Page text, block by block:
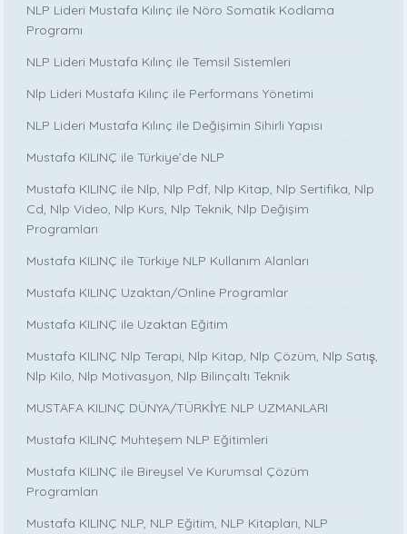
NLP Lideri Mustafa Kılınç ile Nöro Somatik Kodlama
Programı
NLP Lideri Mustafa Kılınç ile Temsil Sistemleri
Nlp Lideri Mustafa Kılınç ile Performans Yönetimi
NLP Lideri Mustafa Kılınç ile Değişimin Sihirli Yapısı
Mustafa KILINÇ ile Türkiye’de NLP
Mustafa KILINÇ ile Nlp, Nlp Pdf, Nlp Kitap, Nlp Sertifika, Nlp
Cd, Nlp Video, Nlp Kurs, Nlp Teknik, Nlp Değişim
Programları
Mustafa KILINÇ ile Türkiye NLP Kullanım Alanları
Mustafa KILINÇ Uzaktan/Online Programlar
Mustafa KILINÇ ile Uzaktan Eğitim
Mustafa KILINÇ Nlp Terapi, Nlp Kitap, Nlp Çözüm, Nlp Satış,
Nlp Kilo, Nlp Motivasyon, Nlp Bilinçaltı Teknik
MUSTAFA KILINÇ DÜNYA/TÜRKİYE NLP UZMANLARI
Mustafa KILINÇ Muhteşem NLP Eğitimleri
Mustafa KILINÇ ile Bireysel Ve Kurumsal Çözüm
Programları
Mustafa KILINÇ NLP, NLP Eğitim, NLP Kitapları, NLP